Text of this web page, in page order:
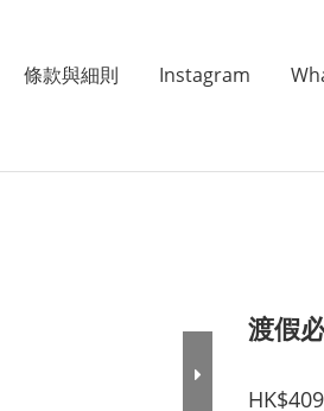
條款與細則 Instagram
渡假